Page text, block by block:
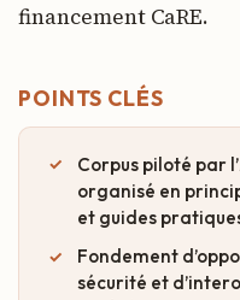
financement CaRE.
POINTS CLÉS
Corpus piloté par l’
organisé en
et guides
Fondement
sécurité et